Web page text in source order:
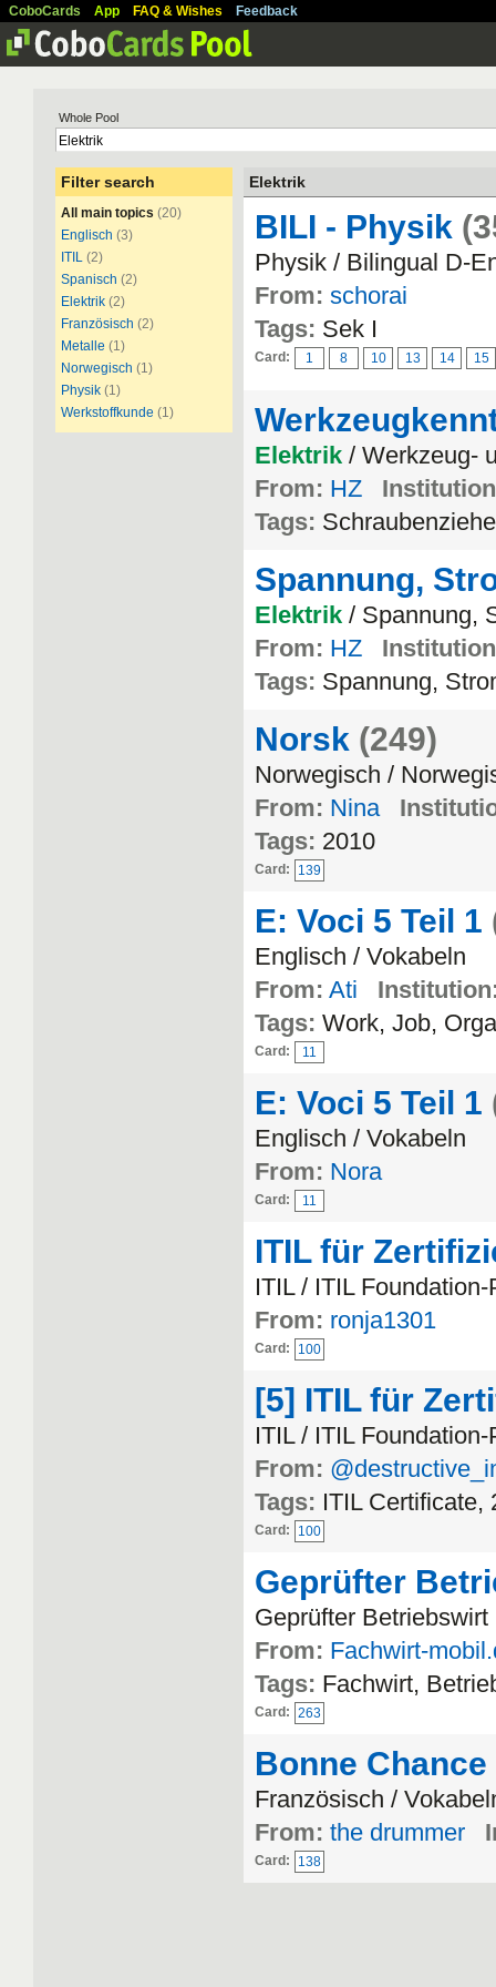
CoboCards App FAQ & Wishes Feedback
Whole Pool
Filter search
All main topics (20)
Englisch (3)
ITIL (2)
Spanisch (2)
Elektrik (2)
Französisch (2)
Metalle (1)
Norwegisch (1)
Physik (1)
Werkstoffkunde (1)
Elektrik
BILI - Physik
Physik / Bilingual D-
From: schorai
Tags: Sek I
Card: 1 8 10 13 14 15
Elektrik / Werkzeug-
From: HZ
Tags:
Spannung,
Elektrik / Spannung,
From: HZ
Tags: Spannung,
Norsk (249)
Norwegisch /
From: Nina
Tags: 2010
Card: 139
E: Voci 5 Teil 1
Englisch / Vokabeln
From: Ati
Tags: Work, Job,
Card: 11
E: Voci 5 Teil 1
Englisch / Vokabeln
From: Nora
Card: 11
ITIL für
ITIL / ITIL
From: ronja1301
Card: 100
[5] ITIL für
ITIL / ITIL
From:
Tags: ITIL Certificate,
Card: 100
Geprüfter
Geprüfter
From: Fachwirt-
Tags: Fachwirt,
Card: 263
Bonne Chance
Französisch /
From: the drummer
Card: 138